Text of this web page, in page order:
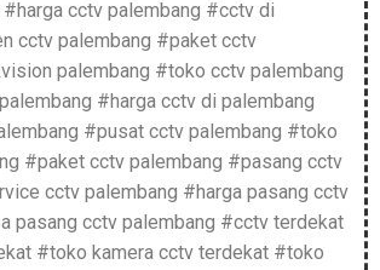
cctv palembang #cctv di
cctv palembang #paket cctv
palembang #toko cctv palembang
#harga cctv di palembang
#pusat cctv palembang #toko
#paket cctv palembang #pasang cctv
cctv palembang #harga pasang cctv
pasang cctv palembang #cctv terdekat
#toko kamera cctv terdekat #toko